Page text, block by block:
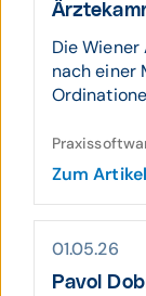
Die
nach einer
Zum Artikel
01.05.26
Pavol